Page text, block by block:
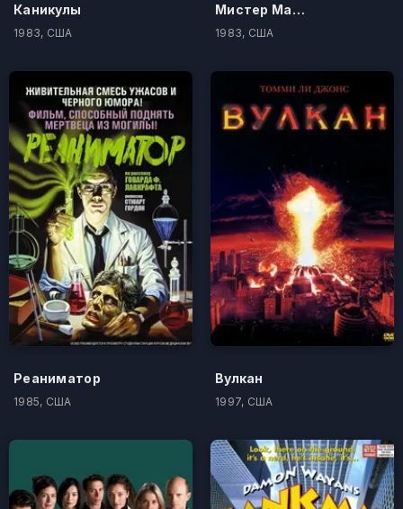
Каникулы
1983, США
Мистер Мамочка
1983, США
Реаниматор
1985, США
Вулкан
1997, США